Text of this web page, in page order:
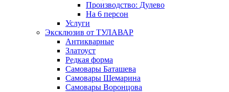
Производство: Дулево
На 6 персон
Услуги
Эксклюзив от ТУЛАВАР
Антикварные
Златоуст
Редкая форма
Самовары Баташева
Самовары Шемарина
Самовары Воронцова